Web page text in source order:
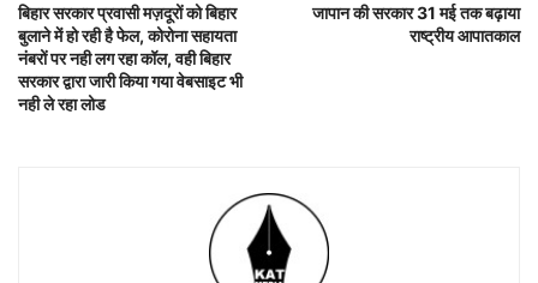
बिहार सरकार प्रवासी मज़दूरों को बिहार
बुलाने में हो रही है फेल, कोरोना सहायता
नंबरों पर नही लग रहा कॉल, वही बिहार
सरकार द्वारा जारी किया गया वेबसाइट भी
नही ले रहा लोड
जापान की सरकार 31 मई तक बढ़ाया
राष्ट्रीय आपातकाल